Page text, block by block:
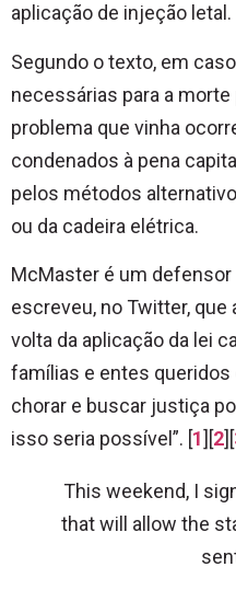
aplicação de injeção letal.
Segundo o texto, em
necessárias para a
problema que vinha
condenados à pena
pelos métodos
ou da cadeira elétrica.
McMaster é um defensor
escreveu, no Twitter, que
volta da aplicação da lei
famílias e entes
chorar e buscar justiça
isso seria possível”. [1][2][
This weekend, I
that will allow the